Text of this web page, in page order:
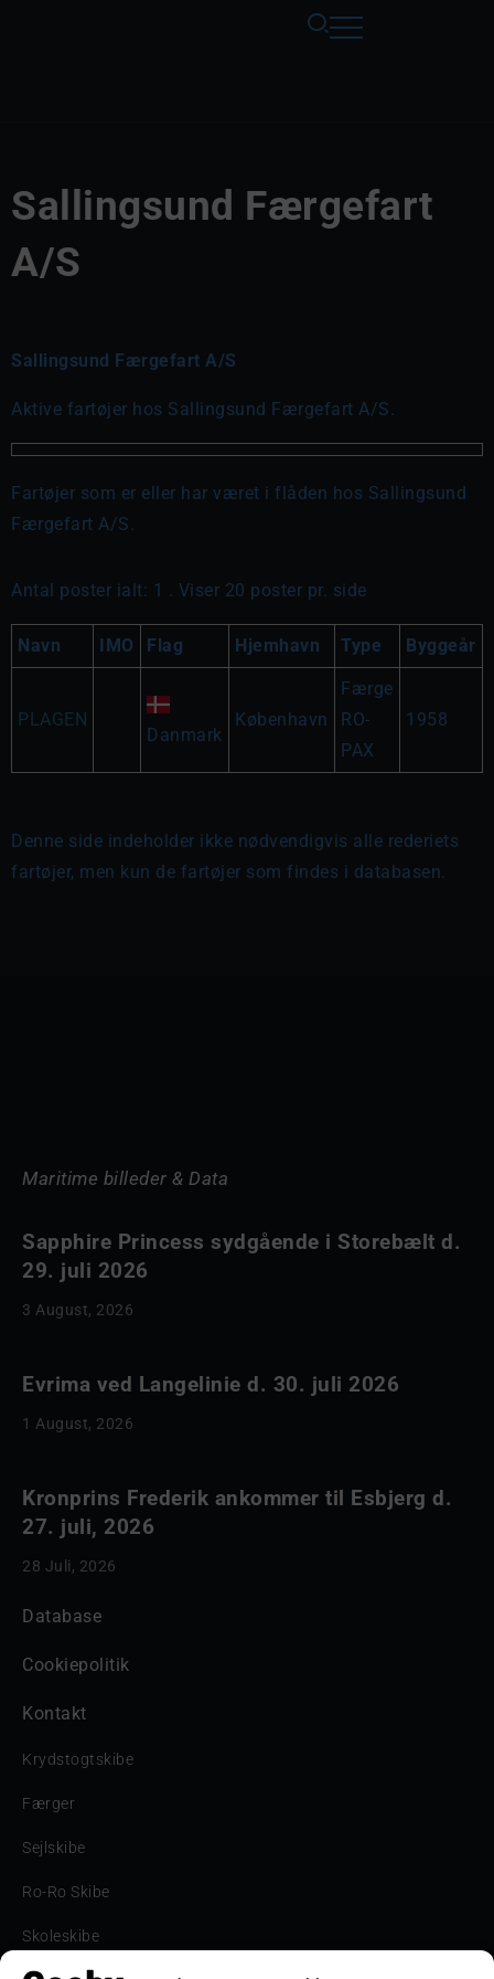
Sallingsund Færgefart
A/S
Sallingsund Færgefart A/S
Aktive fartøjer hos Sallingsund Færgefart A/S.
Fartøjer som er eller har været i flåden hos Sallingsund
Færgefart A/S.
Antal poster ialt: 1 . Viser 20 poster pr. side
Navn IMO Flag Hjemhavn Type Byggeår
PLAGEN
Danmark
København
Færge
RO-
PAX
1958
Denne side indeholder ikke nødvendigvis alle rederiets
fartøjer, men kun de fartøjer som findes i databasen.
Maritime billeder & Data
Sapphire Princess sydgående i Storebælt d.
29. juli 2026
3 August, 2026
Evrima ved Langelinie d. 30. juli 2026
1 August, 2026
Kronprins Frederik ankommer til Esbjerg d.
27. juli, 2026
28 Juli, 2026
Database
Cookiepolitik
Kontakt
Krydstogtskibe
Færger
Sejlskibe
Ro-Ro Skibe
Skoleskibe